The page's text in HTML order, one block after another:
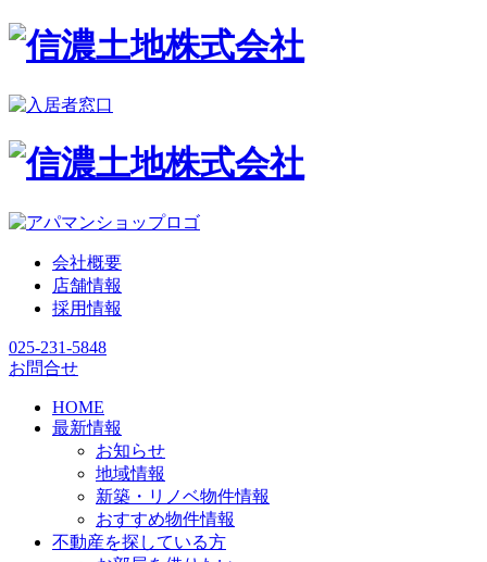
会社概要
店舗情報
採用情報
025-231-5848
お問合せ
HOME
最新情報
お知らせ
地域情報
新築・リノベ物件情報
おすすめ物件情報
不動産を探している方